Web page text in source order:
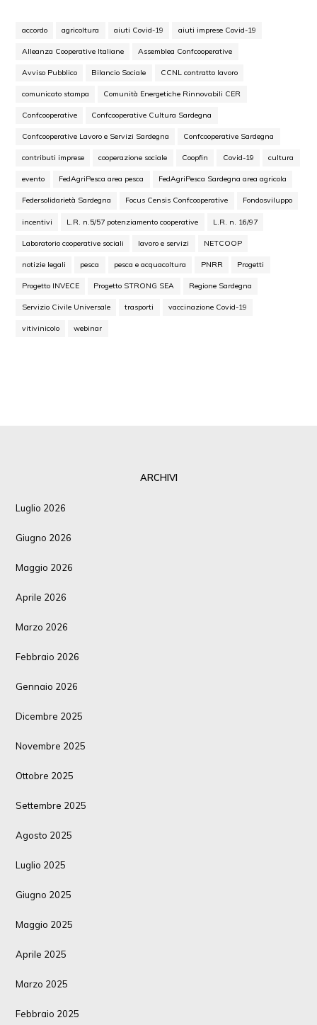
accordo agricoltura aiuti Covid-19 aiuti imprese Covid-19
Alleanza Cooperative Italiane Assemblea Confcooperative
Avviso Pubblico Bilancio Sociale CCNL contratto lavoro
comunicato stampa Comunità Energetiche Rinnovabili CER
Confcooperative Confcooperative Cultura Sardegna
Confcooperative Lavoro e Servizi Sardegna Confcooperative Sardegna
contributi imprese cooperazione sociale Coopfin Covid-19 cultura
evento FedAgriPesca area pesca FedAgriPesca Sardegna area agricola
Federsolidarietà Sardegna Focus Censis Confcooperative Fondosviluppo
incentivi L.R. n.5/57 potenziamento cooperative L.R. n. 16/97
Laboratorio cooperative sociali lavoro e servizi NETCOOP
notizie legali pesca pesca e acquacoltura PNRR Progetti
Progetto INVECE Progetto STRONG SEA Regione Sardegna
Servizio Civile Universale trasporti vaccinazione Covid-19
vitivinicolo webinar
ARCHIVI
Luglio 2026
Giugno 2026
Maggio 2026
Aprile 2026
Marzo 2026
Febbraio 2026
Gennaio 2026
Dicembre 2025
Novembre 2025
Ottobre 2025
Settembre 2025
Agosto 2025
Luglio 2025
Giugno 2025
Maggio 2025
Aprile 2025
Marzo 2025
Febbraio 2025